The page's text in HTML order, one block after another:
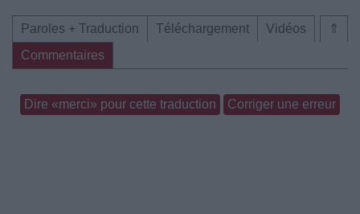
⇑
Paroles + Traduction Téléchargement
Vidéos
Commentaires
Dire «merci» pour cette traduction Corriger une erreur